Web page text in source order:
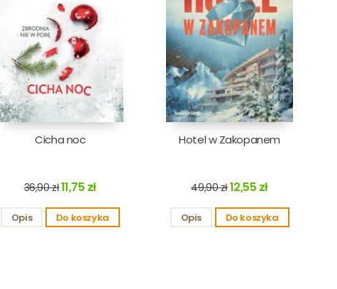
Cicha noc
36,90 zł11,75 zł
Opis Do koszyka
Hotel w Zakopanem
49,90 zł12,55 zł
Opis Do koszyka